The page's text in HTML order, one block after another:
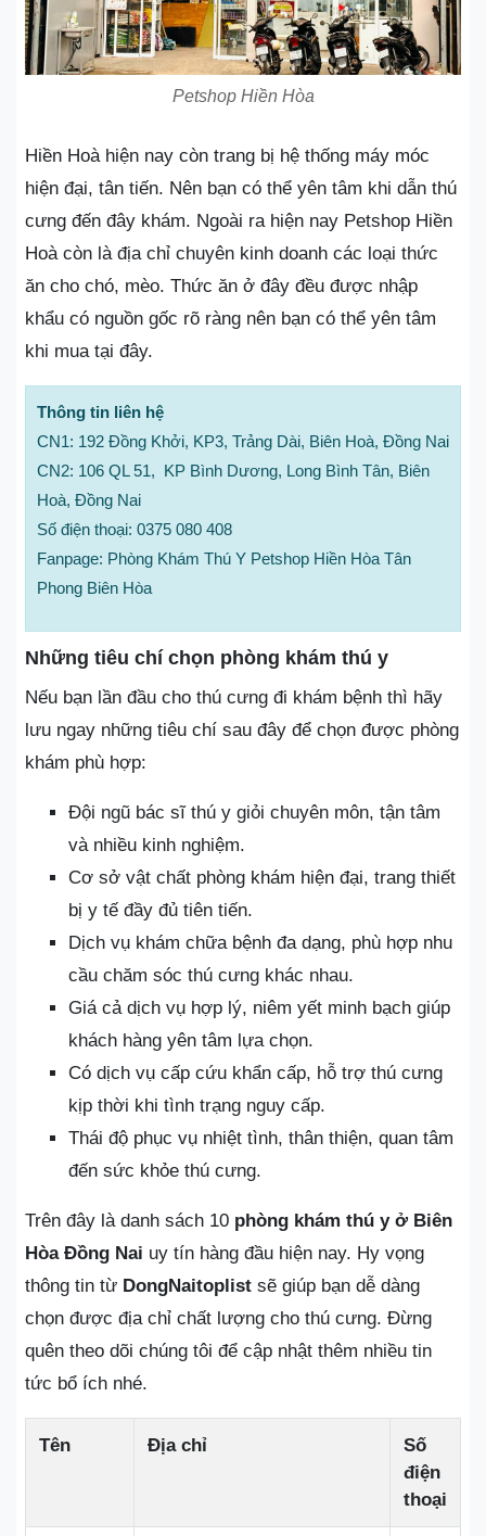
Petshop Hiền Hòa
Hiền Hoà hiện nay còn trang bị hệ thống máy móc
hiện đại, tân tiến. Nên bạn có thể yên tâm khi dẫn thú
cưng đến đây khám. Ngoài ra hiện nay Petshop Hiền
Hoà còn là địa chỉ chuyên kinh doanh các loại thức
ăn cho chó, mèo. Thức ăn ở đây đều được nhập
khẩu có nguồn gốc rõ ràng nên bạn có thể yên tâm
khi mua tại đây.
Thông tin liên hệ
CN1: 192 Đồng Khởi, KP3, Trảng Dài, Biên Hoà, Đồng Nai
CN2: 106 QL 51, KP Bình Dương, Long Bình Tân, Biên
Hoà, Đồng Nai
Số điện thoại: 0375 080 408
Fanpage: Phòng Khám Thú Y Petshop Hiền Hòa Tân
Phong Biên Hòa
Những tiêu chí chọn phòng khám thú y
Nếu bạn lần đầu cho thú cưng đi khám bệnh thì hãy
lưu ngay những tiêu chí sau đây để chọn được phòng
khám phù hợp:
Đội ngũ bác sĩ thú y giỏi chuyên môn, tận tâm
và nhiều kinh nghiệm.
Cơ sở vật chất phòng khám hiện đại, trang thiết
bị y tế đầy đủ tiên tiến.
Dịch vụ khám chữa bệnh đa dạng, phù hợp nhu
cầu chăm sóc thú cưng khác nhau.
Giá cả dịch vụ hợp lý, niêm yết minh bạch giúp
khách hàng yên tâm lựa chọn.
Có dịch vụ cấp cứu khẩn cấp, hỗ trợ thú cưng
kịp thời khi tình trạng nguy cấp.
Thái độ phục vụ nhiệt tình, thân thiện, quan tâm
đến sức khỏe thú cưng.
Trên đây là danh sách 10 phòng khám thú y ở Biên
Hòa Đồng Nai uy tín hàng đầu hiện nay. Hy vọng
thông tin từ DongNaitoplist sẽ giúp bạn dễ dàng
chọn được địa chỉ chất lượng cho thú cưng. Đừng
quên theo dõi chúng tôi để cập nhật thêm nhiều tin
tức bổ ích nhé.
Tên Địa chỉ
Số
điện
thoại